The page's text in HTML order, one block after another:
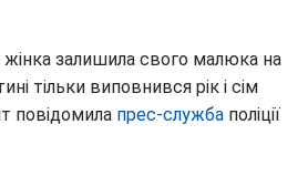
жінка залишила свого малюка на
тільки виповнився рік і сім
повідомила прес-служба поліції